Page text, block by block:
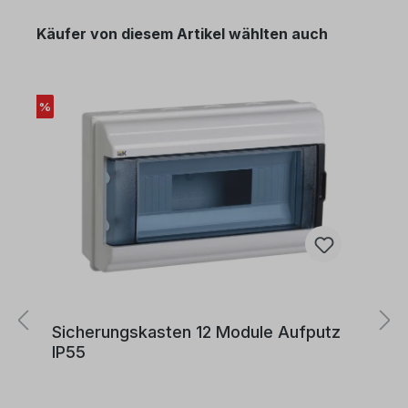
für die Verlegung in Rohren, auf, in und unter Putz
kann es geschützt in und an Leuchten verlegt
werden.Zulässige Betriebstemperatur:Die
zulässige Betriebstemperatur am Leiter beträgt
Käufer von diesem Artikel wählten auch
%
Sicherungskasten 12 Module Aufputz
IP55